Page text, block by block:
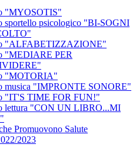
"MYOSOTIS"
sportello psicologico "BI-SOGNI
"ALFABETIZZAZIONE"
"MEDIARE PER
"MOTORIA"
musica "IMPRONTE SONORE"
"IT'S TIME FOR FUN!"
lettura "CON UN LIBRO...MI
Promuovono Salute
2023